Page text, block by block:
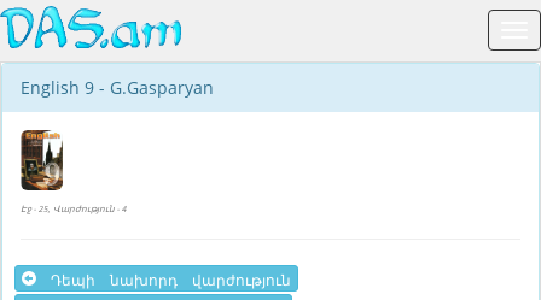
English 9 - G.Gasparyan
Էջ - 25, Վարժություն - 4
Դեպի նախորդ վարժություն